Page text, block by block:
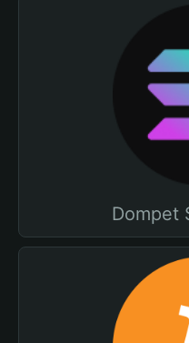
Dompet